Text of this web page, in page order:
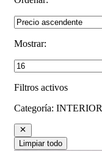
Mostrar:
Filtros activos
Categoría: INTERIOR
Limpiar todo